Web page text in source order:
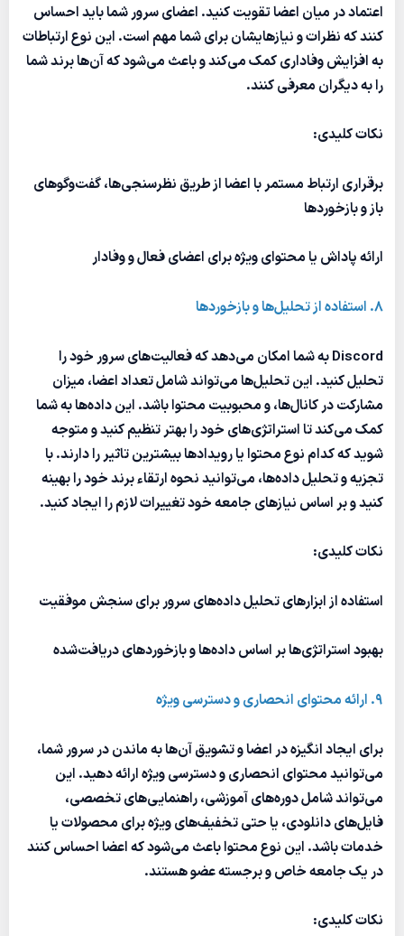
اعتماد در میان اعضا تقویت کنید. اعضای سرور شما باید احساس
کنند که نظرات و نیازهایشان برای شما مهم است. این نوع ارتباطات
به افزایش وفاداری کمک می‌کند و باعث می‌شود که آن‌ها برند شما
را به دیگران معرفی کنند.
نکات کلیدی:
برقراری ارتباط مستمر با اعضا از طریق نظرسنجی‌ها، گفت‌وگوهای
باز و بازخوردها
ارائه پاداش یا محتوای ویژه برای اعضای فعال و وفادار
8. استفاده از تحلیل‌ها و بازخوردها
Discord به شما امکان می‌دهد که فعالیت‌های سرور خود را
تحلیل کنید. این تحلیل‌ها می‌تواند شامل تعداد اعضا، میزان
مشارکت در کانال‌ها، و محبوبیت محتوا باشد. این داده‌ها به شما
کمک می‌کند تا استراتژی‌های خود را بهتر تنظیم کنید و متوجه
شوید که کدام نوع محتوا یا رویدادها بیشترین تاثیر را دارند. با
تجزیه و تحلیل داده‌ها، می‌توانید نحوه ارتقاء برند خود را بهینه
کنید و بر اساس نیازهای جامعه خود تغییرات لازم را ایجاد کنید.
نکات کلیدی:
استفاده از ابزارهای تحلیل داده‌های سرور برای سنجش موفقیت
بهبود استراتژی‌ها بر اساس داده‌ها و بازخوردهای دریافت‌شده
9. ارائه محتوای انحصاری و دسترسی ویژه
برای ایجاد انگیزه در اعضا و تشویق آن‌ها به ماندن در سرور شما،
می‌توانید محتوای انحصاری و دسترسی ویژه ارائه دهید. این
می‌تواند شامل دوره‌های آموزشی، راهنمایی‌های تخصصی،
فایل‌های دانلودی، یا حتی تخفیف‌های ویژه برای محصولات یا
خدمات باشد. این نوع محتوا باعث می‌شود که اعضا احساس کنند
در یک جامعه خاص و برجسته عضو هستند.
نکات کلیدی: